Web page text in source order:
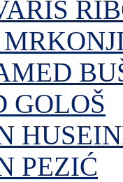
GOLOŠ
PEZIĆ